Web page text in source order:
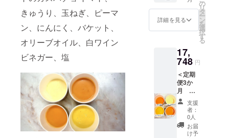
きゅうり、玉ねぎ、ピーマ
ン、にんにく、バケット、
オリーブオイル、白ワイン
ビネガー、塩
ベルに
表記さ
れま
す。 商
前には
必ずお
届けの
リター
ンに貼
付され
たラベ
ルや注
意書き
をご確
認くだ
各種
スープ
の原材
料は、
確認く
ださい
（https:
//www.c
hantme
al.co.jp
） ※原
材料及
び添加
物等の
食品表
トスー
の原材
料は、
確認く
ださ
い：
https://
www.ch
antmea
l.co.jp ※
原材料
及び添
加物等
の食品
べ／山
牛とき
たまご
※新商品
料につ
いては
本文を
参考に
して下
さい。
※具材の
種類は
変わる
可能性
//www.c
hantme
al.co.jp
） ※具
わる可
能性が
ありま
す。 ※
原材料
及び添
加物等
の食品
表示は
お届け
商品の
種野菜
と生姜
の彩り
リーム
煮 ・ク
レーム
ドゥ
シャン
ピニオ
ン ・チ
キンフ
リカッ
セク
リーム
です。
A・B・
Cそれぞ
るか、A
セット
を3か月
お送り
するな
ど、3か
月分お
好きな
セット2
セット
を備考
欄に入
・とう
もろこ
し ・京
人参 ・
かの濃
厚ポ
ター
ジュ ・
トマト
のガス
パチョ
・グ
リーン
カレー
・マッ
詳細を見る
の
リ
タ
ー
ン
を
選
択
す
る
17,
748 円
＜定期
便3か
月 冷
製スー
プ4種
個）、
アジア
支援
者：
0人
お届
け予